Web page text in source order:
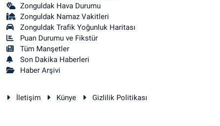
Zonguldak Hava Durumu
Zonguldak Namaz Vakitleri
Zonguldak Trafik Yoğunluk Haritası
Puan Durumu ve Fikstür
Tüm Manşetler
Son Dakika Haberleri
Haber Arşivi
İletişim Künye Gizlilik Politikası